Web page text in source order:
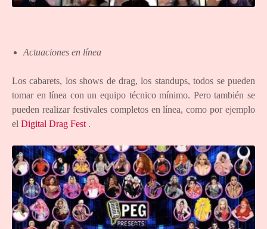
Actuaciones en línea
Los cabarets, los shows de drag, los standups, todos se pueden
tomar en línea con un equipo técnico mínimo. Pero también se
pueden realizar festivales completos en línea, como por ejemplo
el Digital Drag Fest .